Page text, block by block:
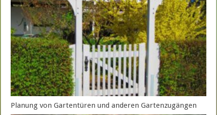
Planung von Gartentüren und anderen Gartenzugängen